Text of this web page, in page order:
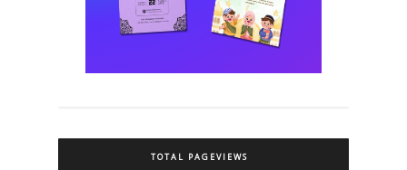
TOTAL PAGEVIEWS